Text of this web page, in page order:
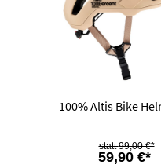
100% Altis Bike
59,90 €*
99,00 €*